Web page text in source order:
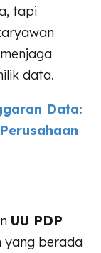
tapi
data.
Data:
UU PDP
yang berada